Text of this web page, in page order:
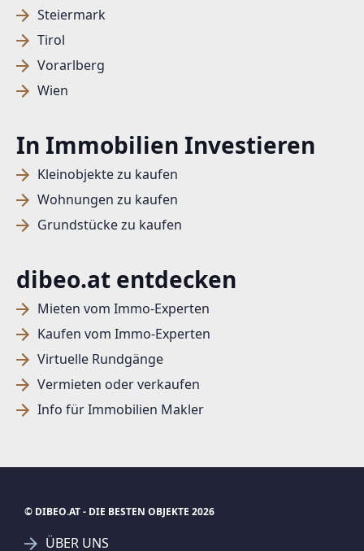
Steiermark
Tirol
Vorarlberg
Wien
In Immobilien Investieren
Kleinobjekte zu kaufen
Wohnungen zu kaufen
Grundstücke zu kaufen
dibeo.at entdecken
Mieten vom Immo-Experten
Kaufen vom Immo-Experten
Virtuelle Rundgänge
Vermieten oder verkaufen
Info für Immobilien Makler
© DIBEO.AT - DIE BESTEN OBJEKTE 2026
ÜBER UNS